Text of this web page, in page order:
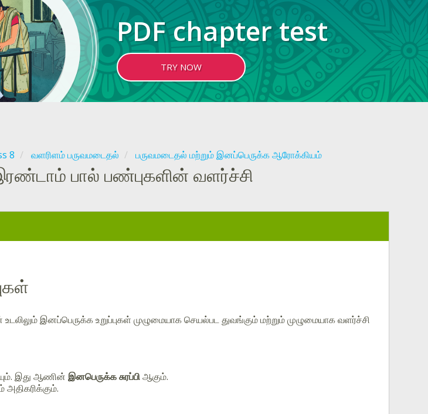
PDF chapter test
TRY NOW
8 வளரிளம் பருவமடைதல் பருவமடைதல் மற்றும் இனப்பெருக்க ஆரோக்கியம்
பால் பண்புகளின் வளர்ச்சி
இனப்பெருக்க உறுப்புகள் முழுமையாக செயல்பட துவங்கும் மற்றும் முழுமையாக வளர்ச்சி
இது ஆணின் இனபெருக்க சுரப்பிஆகும்.